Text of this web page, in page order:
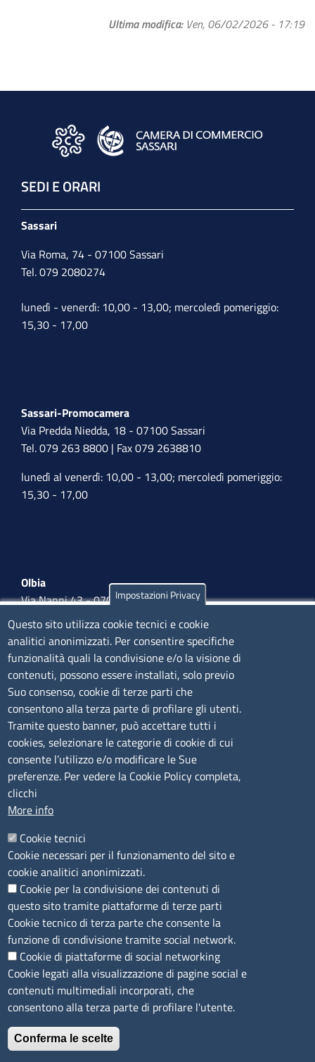
Ultima modifica Ven, 06/02/2026 - 17:19
SEDI E ORARI
Sassari
Via Roma, 74 - 07100 Sassari
Tel. 079 2080274
lunedì - venerdì: 10,00 - 13,00; mercoledì pomeriggio:
15,30 - 17,00
Sassari-Promocamera
Via Predda Niedda, 18 - 07100 Sassari
Tel. 079 263 8800 | Fax 079 2638810
lunedì al venerdì: 10,00 - 13,00; mercoledì pomeriggio:
15,30 - 17,00
Olbia
Via Nanni 43 - 07026 Olbia
Tel. 0789 66122 | 0789 69580
mail: ufficio.olbia@ss.camcom.it
lunedì al venerdì: 9,00 - 12,00; lunedì pomeriggio: 16,00
- 17,00
CONTATTI
Camera di Commercio, Industria, Artigianato e
Agricoltura di Sassari
PEC
P.IVA01047570906
Codice Fiscale
Codice Univoco per le fatture elettroniche: UFPXFS
LINK UTILI
Segnalazione di illecito
Amministrazione Trasparente
Accesso riservato
Dichiarazione di accessibilità
Mappa del sito
Impostazioni Privacy
Questo sito utilizza cookie tecnici e cookie
analitici anonimizzati. Per consentire specifiche
funzionalità quali la condivisione e/o la visione di
contenuti, possono essere installati, solo previo
Suo consenso, cookie di terze parti che
consentono alla terza parte di profilare gli utenti.
Tramite questo banner, può accettare tutti i
cookies, selezionare le categorie di cookie di cui
consente l’utilizzo e/o modificare le Sue
preferenze. Per vedere la Cookie Policy completa,
clicchi
More info
Cookie tecnici
Cookie necessari per il funzionamento del sito e
cookie analitici anonimizzati.
Cookie per la condivisione dei contenuti di
questo sito tramite piattaforme di terze parti
Cookie tecnico di terza parte che consente la
funzione di condivisione tramite social network.
Cookie di piattaforme di social networking
Cookie legati alla visualizzazione di pagine social e
contenuti multimediali incorporati, che
consentono alla terza parte di profilare l'utente.
Conferma le scelte